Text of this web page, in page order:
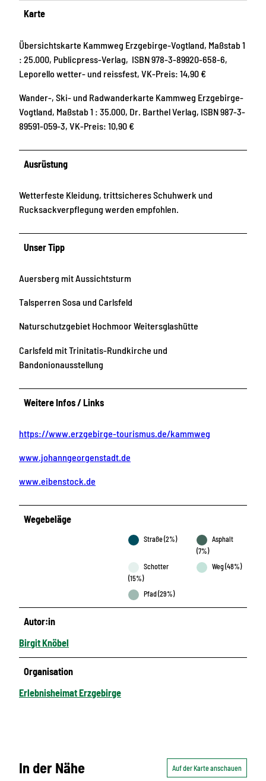
Karte
Übersichtskarte Kammweg Erzgebirge-Vogtland, Maßstab 1
: 25.000, Publicpress-Verlag, ISBN 978-3-89920-658-6,
Leporello wetter- und reissfest, VK-Preis: 14,90 €
Wander-, Ski- und Radwanderkarte Kammweg Erzgebirge-
Vogtland, Maßstab 1 : 35.000, Dr. Barthel Verlag, ISBN 987-3-
89591-059-3, VK-Preis: 10,90 €
Ausrüstung
Wetterfeste Kleidung, trittsicheres Schuhwerk und
Rucksackverpflegung werden empfohlen.
Unser Tipp
Auersberg mit Aussichtsturm
Talsperren Sosa und Carlsfeld
Naturschutzgebiet Hochmoor Weitersglashütte
Carlsfeld mit Trinitatis-Rundkirche und
Bandonionausstellung
Weitere Infos / Links
https://www.erzgebirge-tourismus.de/kammweg
www.johanngeorgenstadt.de
www.eibenstock.de
Wegebeläge
Straße (2%)
Asphalt
(7%)
Schotter
(15%)
Weg (48%)
Pfad (29%)
Autor:in
Birgit Knöbel
Organisation
Erlebnisheimat Erzgebirge
In der Nähe Auf der Karte anschauen